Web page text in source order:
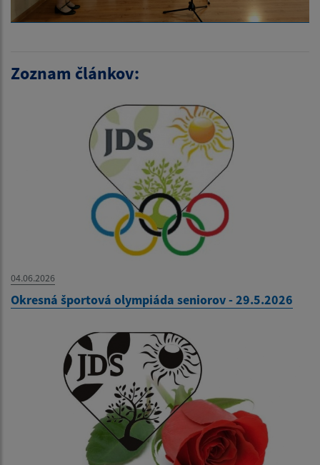
Zoznam článkov:
04.06.2026
Okresná športová olympiáda seniorov - 29.5.2026